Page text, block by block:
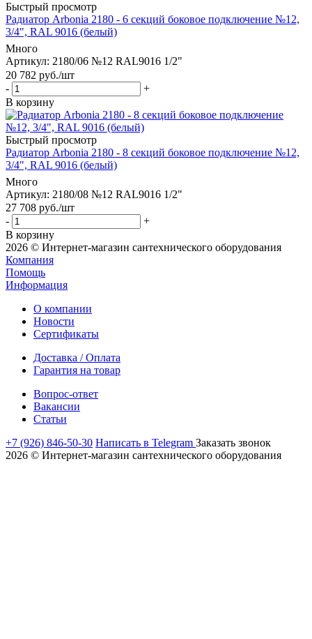
Быстрый просмотр
Радиатор Arbonia 2180 - 6 секций боковое подключение №12,
3/4", RAL 9016 (белый)
Много
Артикул: 2180/06 №12 RAL9016 1/2"
20 782 руб./шт
-
+
В корзину
Быстрый просмотр
Радиатор Arbonia 2180 - 8 секций боковое подключение №12,
3/4", RAL 9016 (белый)
Много
Артикул: 2180/08 №12 RAL9016 1/2"
27 708 руб./шт
-
+
В корзину
2026 © Интернет-магазин сантехнического оборудования
Компания
Помощь
Информация
О компании
Новости
Сертификаты
Доставка / Оплата
Гарантия на товар
Вопрос-ответ
Вакансии
Статьи
+7 (926) 846-50-30 Написать в Telegram Заказать звонок
2026 © Интернет-магазин сантехнического оборудования